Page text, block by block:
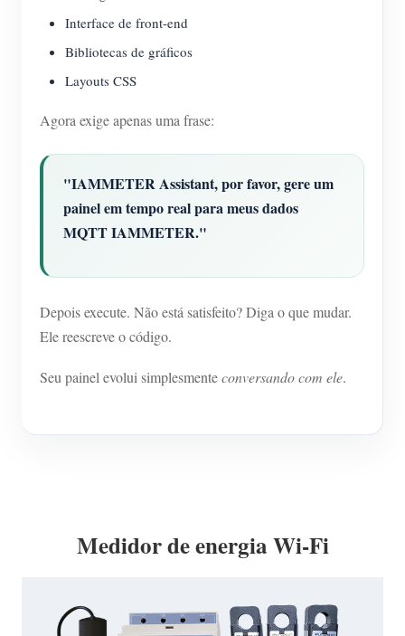
Interface de front-end
Bibliotecas de gráficos
Layouts CSS
Agora exige apenas uma frase:
"IAMMETER Assistant, por favor, gere um
painel em tempo real para meus dados
MQTT IAMMETER."
Depois execute. Não está satisfeito? Diga o que mudar.
Ele reescreve o código.
Seu painel evolui simplesmenteconversando com ele.
Medidor de energia Wi-Fi